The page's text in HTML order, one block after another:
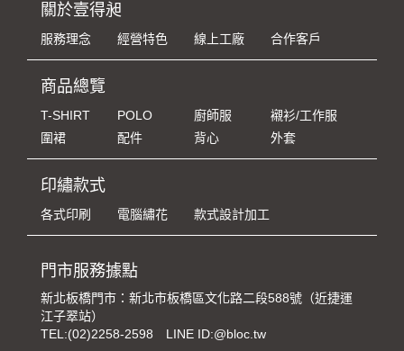
關於壹得昶
服務理念 經營特色 線上工廠 合作客戶
商品總覽
T-SHIRT POLO 廚師服
襯衫/工作服
圍裙
配件 背心 外套
印繡款式
各式印刷 電腦繡花 款式設計加工
門市服務據點
新北板橋門市：新北市板橋區文化路二段588號（近捷運
江子翠站）
TEL:(02)2258-2598
LINE ID:@bloc.tw